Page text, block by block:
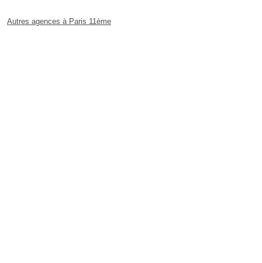
Autres agences à Paris 11ème